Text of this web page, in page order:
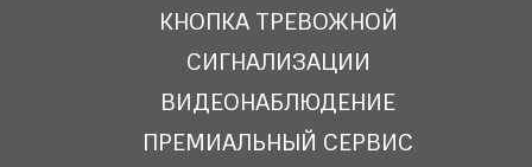
КНОПКА ТРЕВОЖНОЙ
СИГНАЛИЗАЦИИ
ВИДЕОНАБЛЮДЕНИЕ
ПРЕМИАЛЬНЫЙ СЕРВИС